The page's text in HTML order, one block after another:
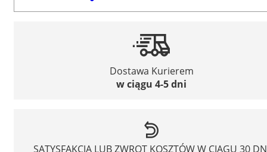
Dostawa Kurierem
w ciągu 4-5 dni
SATYSFAKCJA LUB ZWROT KOSZTÓW W CIĄGU 30